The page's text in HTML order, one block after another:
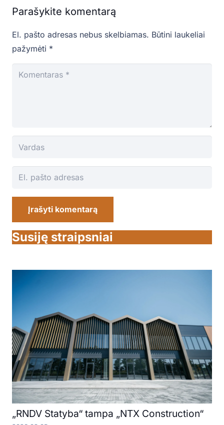
Parašykite komentarą
El. pašto adresas nebus skelbiamas. Būtini laukeliai
pažymėti *
Įrašyti komentarą
Susiję straipsniai
„RNDV Statyba“ tampa „NTX Construction“